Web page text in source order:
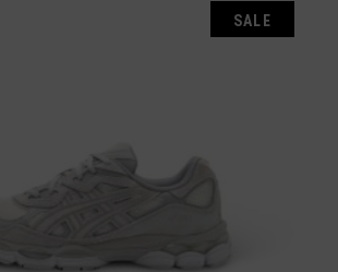
SALE